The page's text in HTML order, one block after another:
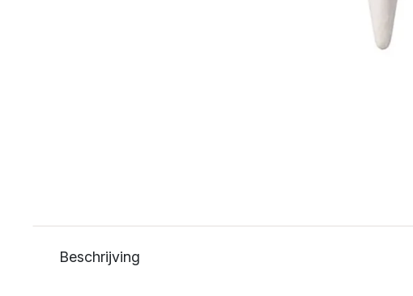
Beschrijving